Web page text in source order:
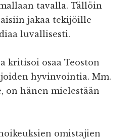
tavalla. Tällöin
jakaa tekijöille
luvallisesti.
kritisoi osaa Teoston
hyvinvointia. Mm.
on hänen mielestään
omistajien